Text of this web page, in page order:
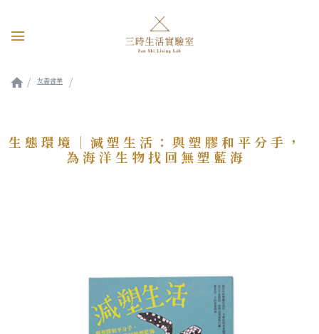
友善書業
生態環境｜減塑生活：與塑膠和平分手，
為海洋生物找回無塑藍海